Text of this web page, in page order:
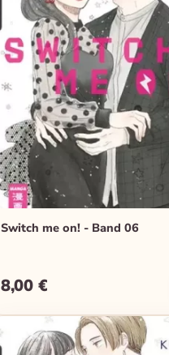
Switch me on! - Band 06
Regulärer Preis:
8,00 €